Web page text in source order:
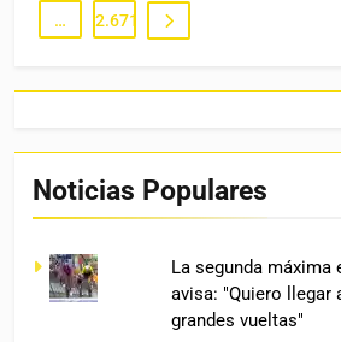
… 2.671
Noticias Populares
La segunda máxima
avisa: "Quiero llegar
grandes vueltas"